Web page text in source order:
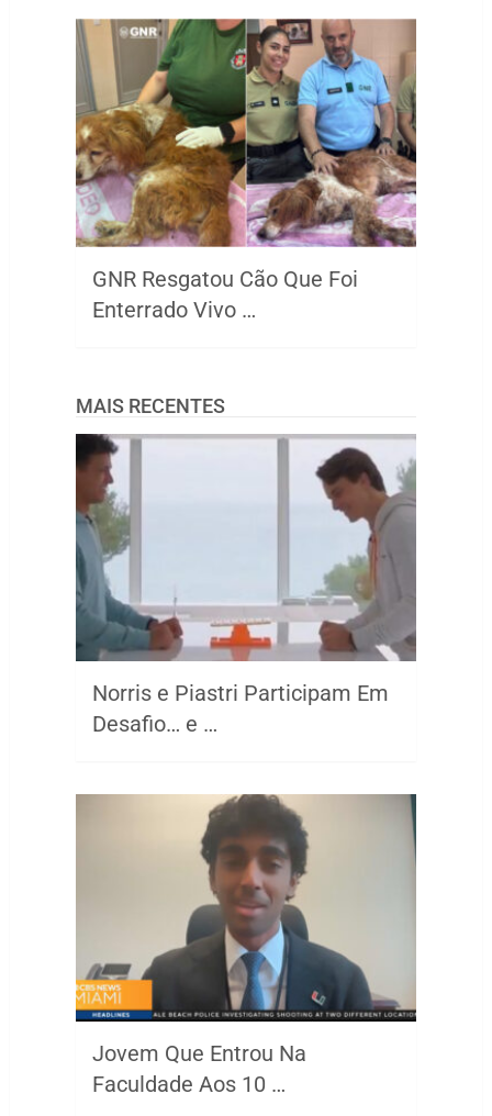
GNR Resgatou Cão Que Foi
Enterrado Vivo …
MAIS RECENTES
Norris e Piastri Participam Em
Desafio… e …
Jovem Que Entrou Na
Faculdade Aos 10 …